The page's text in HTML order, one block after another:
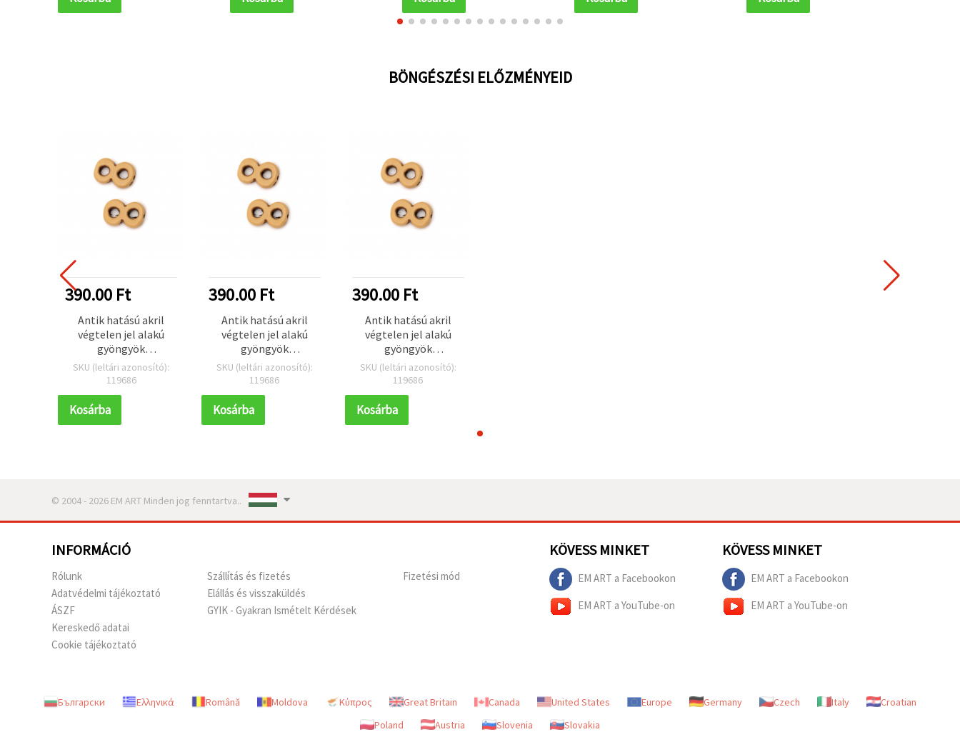
BÖNGÉSZÉSI ELŐZMÉNYEID
390.00 Ft
Antik hatású akril
végtelen jel alakú
gyöngyök
ékszerkészítéshez,
21×13,5×4,5 mm, furat
(~55 db)
SKU (leltári azonosító):
119686
Kosárba
390.00 Ft
Antik hatású akril
végtelen jel alakú
gyöngyök
ékszerkészítéshez,
21×13,5×4,5 mm, furat
(~55 db)
SKU (leltári azonosító):
119686
Kosárba
390.00 Ft
Antik hatású akril
végtelen jel alakú
gyöngyök
ékszerkészítéshez,
21×13,5×4,5 mm, furat
(~55 db)
SKU (leltári azonosító):
119686
Kosárba
© 2004 - 2026 EM ART Minden jog fenntartva..
INFORMÁCIÓ
Rólunk
Adatvédelmi tájékoztató
ÁSZF
Kereskedő adatai
Cookie tájékoztató
Szállítás és fizetés
Elállás és visszaküldés
GYIK - Gyakran Ismételt Kérdések
Fizetési mód
KÖVESS MINKET
EM ART a Facebookon
EM ART a YouTube-on
KÖVESS MINKET
EM ART a Facebookon
EM ART a YouTube-on
Български Ελληνικά Română Moldova Κύπρος Great Britain Canada United States Europe Germany Czech Italy
Croatian
Poland
Austria Slovenia Slovakia